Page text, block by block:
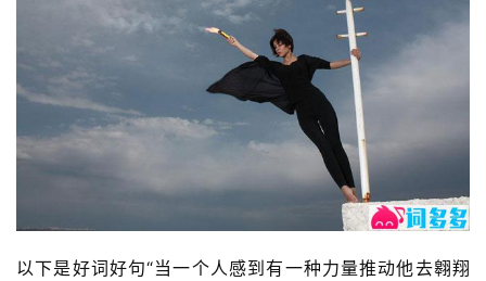
以下是好词好句“当一个人感到有一种力量推动他去翱翔